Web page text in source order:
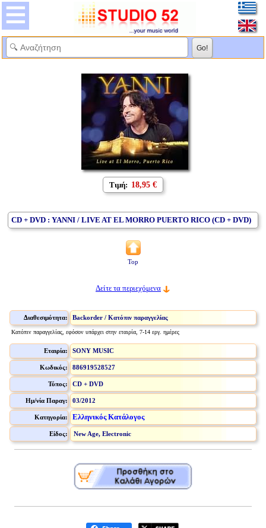
Τιμή: 18,95 €
CD + DVD : YANNI / LIVE AT EL MORRO PUERTO RICO (CD + DVD)
Top
Δείτε τα περιεχόμενα
Διαθεσιμότητα: Backorder / Κατόπιν παραγγελίας
Κατόπιν παραγγελίας, εφόσον υπάρχει στην εταιρία, 7-14 εργ. ημέρες
Εταιρία: SONY MUSIC
Κωδικός: 886919528527
Τύπος: CD + DVD
Ημ/νία Παραγ: 03/2012
Κατηγορία: Ελληνικός Κατάλογος
Είδος: New Age, Electronic